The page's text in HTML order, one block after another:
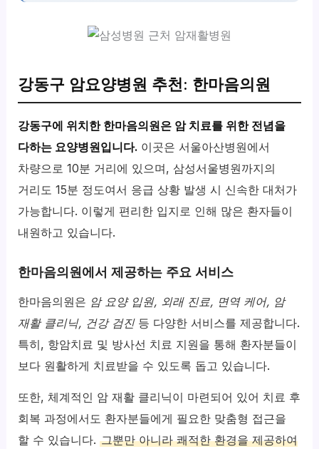
강동구 암요양병원 추천: 한마음의원
강동구에 위치한 한마음의원은 암 치료를 위한 전념을
다하는 요양병원입니다. 이곳은 서울아산병원에서
차량으로 10분 거리에 있으며, 삼성서울병원까지의
거리도 15분 정도여서 응급 상황 발생 시 신속한 대처가
가능합니다. 이렇게 편리한 입지로 인해 많은 환자들이
내원하고 있습니다.
한마음의원에서 제공하는 주요 서비스
한마음의원은 암 요양 입원, 외래 진료, 면역 케어, 암
재활 클리닉, 건강 검진등 다양한 서비스를 제공합니다.
특히, 항암치료 및 방사선 치료 지원을 통해 환자분들이
보다 원활하게 치료받을 수 있도록 돕고 있습니다.
또한, 체계적인 암 재활 클리닉이 마련되어 있어 치료 후
회복 과정에서도 환자분들에게 필요한 맞춤형 접근을
할 수 있습니다.그뿐만 아니라 쾌적한 환경을 제공하여